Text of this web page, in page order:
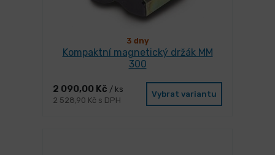
3 dny
Kompaktní magnetický držák MM
300
2 090,00 Kč / ks
2 528,90 Kč s DPH
Vybrat variantu